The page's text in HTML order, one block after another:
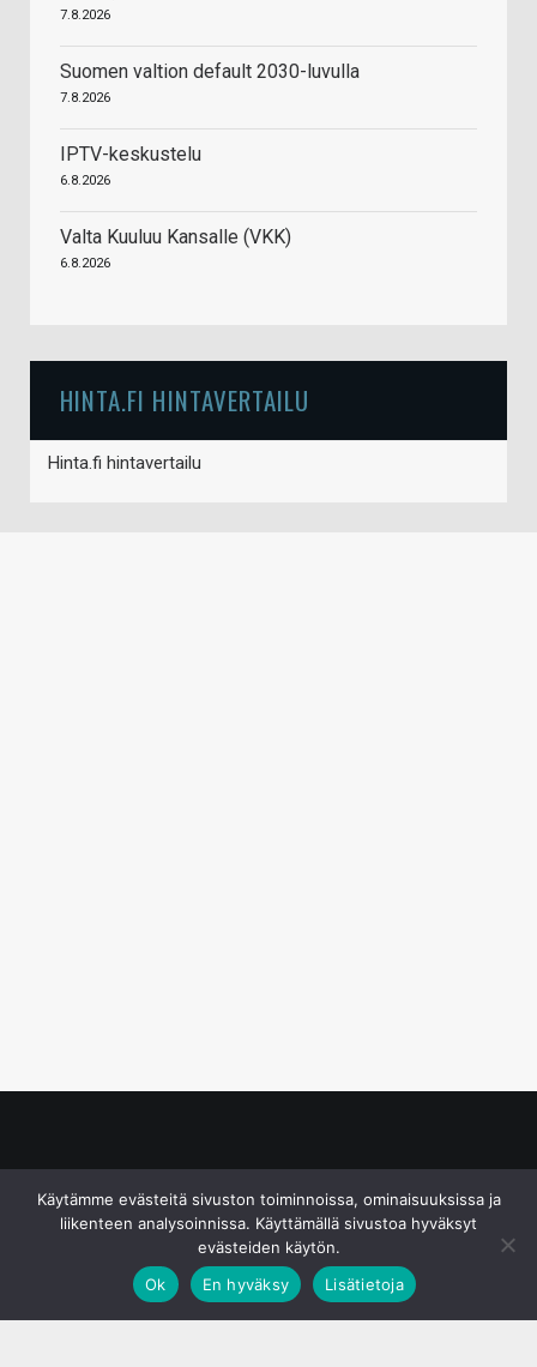
7.8.2026
Suomen valtion default 2030-luvulla
7.8.2026
IPTV-keskustelu
6.8.2026
Valta Kuuluu Kansalle (VKK)
6.8.2026
HINTA.FI HINTAVERTAILU
Hinta.fi hintavertailu
Käytämme evästeitä sivuston toiminnoissa, ominaisuuksissa ja
liikenteen analysoinnissa. Käyttämällä sivustoa hyväksyt
evästeiden käytön.
Ok
En hyväksy Lisätietoja